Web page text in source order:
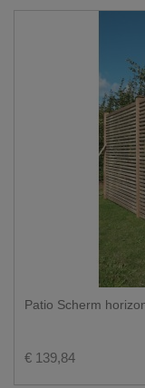
Patio Scherm
€ 139,84